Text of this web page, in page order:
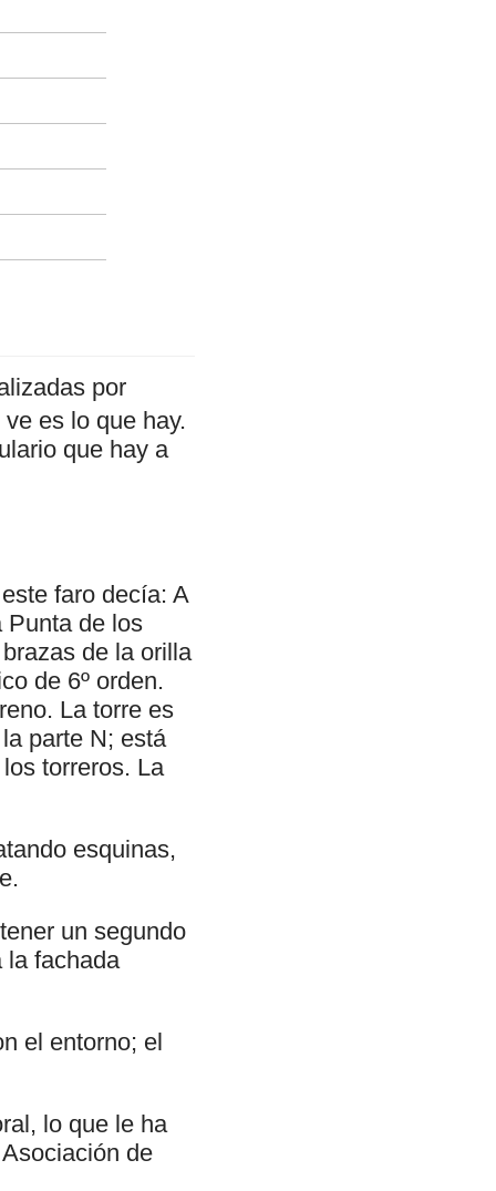
por
es lo que hay.
que hay a
faro decía: A
Punta de los
de la orilla
de 6º orden.
La torre es
parte N; está
torreros. La
esquinas,
un segundo
la fachada
el entorno; el
lo que le ha
de